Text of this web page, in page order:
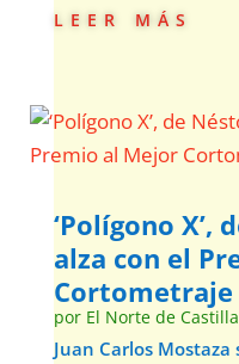
leer más
‘Polígono X’,
alza con el
Cortometraje
por El Norte de Castilla
Juan Carlos